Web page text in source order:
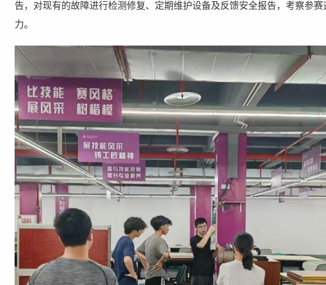
告，对现有的故障进行检测修复、定期维护设备及反馈安全报告，考察参
力。